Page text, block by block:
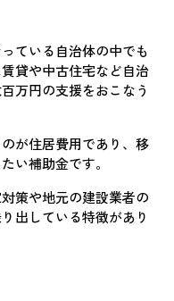
ている自治体の中でも
貸や中古住宅など自治
万円の支援をおこなう
が住居費用であり、移
い補助金です。
策や地元の建設業者の
出している特徴があり